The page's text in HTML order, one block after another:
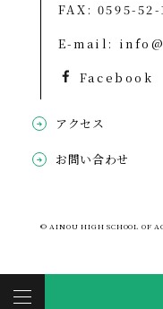
FAX: 0595-52-
E-mail:
Facebook
アクセス
お問い合わせ
© AINOU HIGH SCHOOL OF